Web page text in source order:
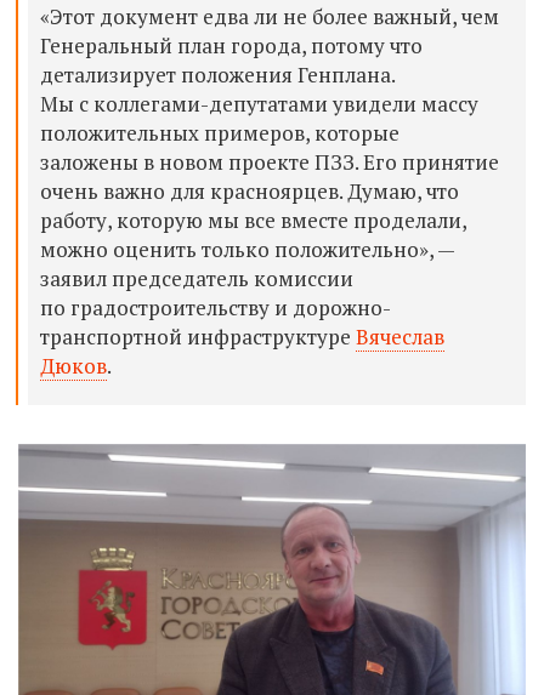
«Этот документ едва ли не более важный, чем
Генеральный план города, потому что
детализирует положения Генплана.
Мы с коллегами-депутатами увидели массу
положительных примеров, которые
заложены в новом проекте ПЗЗ. Его принятие
очень важно для красноярцев. Думаю, что
работу, которую мы все вместе проделали,
можно оценить только положительно», —
заявил председатель комиссии
по градостроительству и дорожно-
транспортной инфраструктуре Вячеслав
Дюков.